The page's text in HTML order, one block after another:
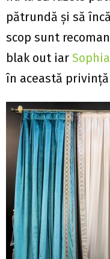
pătrundă şi să
scop sunt
blak out iar
în această